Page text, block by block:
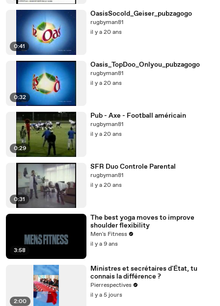
0:41
OasisSocold_Geiser_pubzagogo
rugbyman81
il y a 20 ans
0:32
Oasis_TopDoo_Onlyou_pubzagogo
rugbyman81
il y a 20 ans
0:29
Pub - Axe - Football américain
rugbyman81
il y a 20 ans
0:31
SFR Duo Controle Parental
rugbyman81
il y a 20 ans
3:58
The best yoga moves to improve
shoulder flexibility
Men's Fitness
il y a 9 ans
2:00
Ministres et secrétaires d'État, tu
connais la différence ?
Pierrespectives
il y a 5 jours